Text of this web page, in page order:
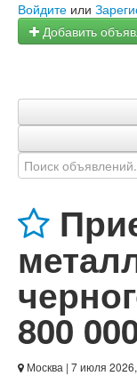
Войдите или
Добавить
Объявления
Услуги
Статьи
800
Москва | 7 июля 2026,